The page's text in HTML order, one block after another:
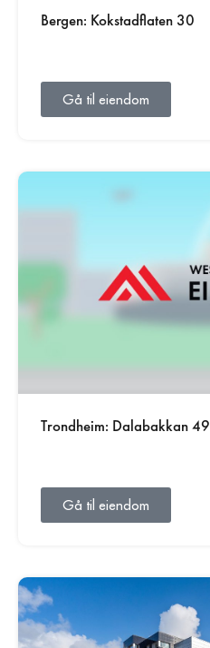
Bergen: Kokstadflaten 30
Gå til eiendom
Trondheim: Dalabakkan 49
Gå til eiendom